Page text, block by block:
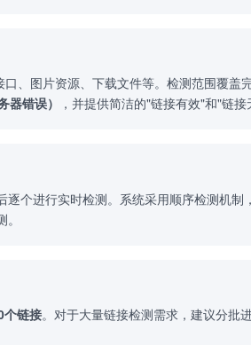
、图片资源、下载文件等。检测范围覆盖
器错误） ，并提供简洁的"链接有效"和"链接
个进行实时检测。系统采用顺序检测机
个链接。对于大量链接检测需求，建议分批